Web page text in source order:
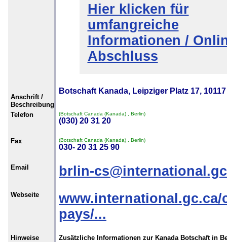
Hier klicken für
umfangreiche
Informationen /
Abschluss
Anschrift /
Beschreibung
Botschaft Kanada, Leipziger Platz 17,
Telefon (Botschaft Canada (Kanada) , Berlin)
(030) 20 31 20
Fax (Botschaft Canada (Kanada) , Berlin)
030- 20 31 25 90
Email brlin-
Webseite
www.international.gc.ca/
pays/...
Hinweise
Zusätzliche Informationen zur Kanada Botschaft in